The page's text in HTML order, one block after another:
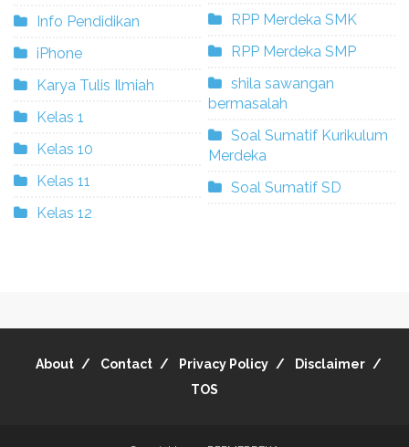
Info Pendidikan
iPhone
Karya Tulis Ilmiah
Kelas 1
Kelas 10
Kelas 11
Kelas 12
RPP Merdeka SMK
RPP Merdeka SMP
shila sawangan
bermasalah
Soal Sumatif Kurikulum
Merdeka
Soal Sumatif SD
About Contact Privacy Policy
Disclaimer
TOS